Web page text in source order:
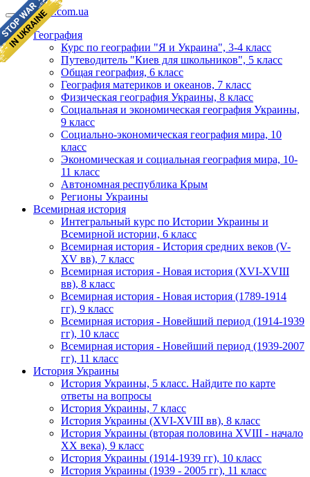
geomap.com.ua
География
Курс по географии "Я и Украина", 3-4 класс
Путеводитель "Киев для школьников", 5 класс
Общая география, 6 класс
География материков и океанов, 7 класс
Физическая география Украины, 8 класс
Социальная и экономическая география Украины,
9 класс
Социально-экономическая география мира, 10
класс
Экономическая и социальная география мира, 10-
11 класс
Автономная республика Крым
Регионы Украины
Всемирная история
Интегральный курс по Истории Украины и
Всемирной истории, 6 класс
Всемирная история - История средних веков (V-
XV вв), 7 класс
Всемирная история - Новая история (XVI-XVIII
вв), 8 класс
Всемирная история - Новая история (1789-1914
гг), 9 класс
Всемирная история - Новейший период (1914-1939
гг), 10 класс
Всемирная история - Новейший период (1939-2007
гг), 11 класс
История Украины
История Украины, 5 класс. Найдите по карте
ответы на вопросы
История Украины, 7 класс
История Украины (XVI-XVIII вв), 8 класс
История Украины (вторая половина XVIII - начало
XX века), 9 класс
История Украины (1914-1939 гг), 10 класс
История Украины (1939 - 2005 гг), 11 класс